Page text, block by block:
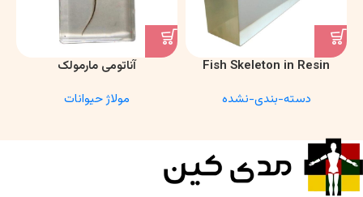
Fish Skeleton in Resin
Anatomy Specimen
دسته-بندی-نشده
آناتومی مارمولک
مولاژ حیوانات